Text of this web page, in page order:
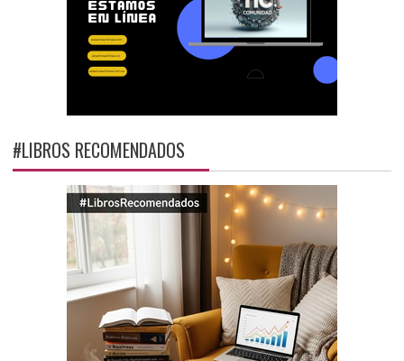
#LIBROS RECOMENDADOS